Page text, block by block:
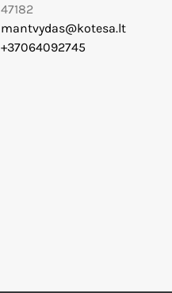
47182
mantvydas@kotesa.lt
+37064092745